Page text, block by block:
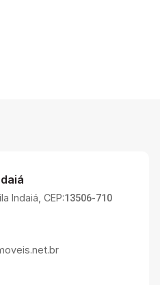
Indaiá, CEP:13506-710